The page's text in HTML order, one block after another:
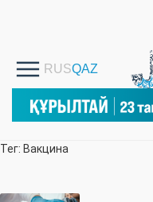
Тег: Вакцина